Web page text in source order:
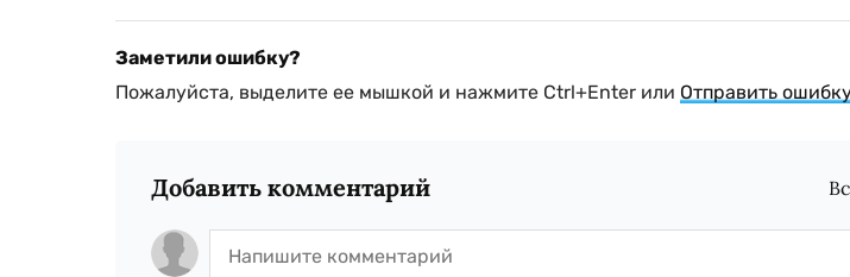
Заметили ошибку?
Пожалуйста, выделите ее мышкой и нажмите Ctrl+Enter или Отправить
Добавить комментарий